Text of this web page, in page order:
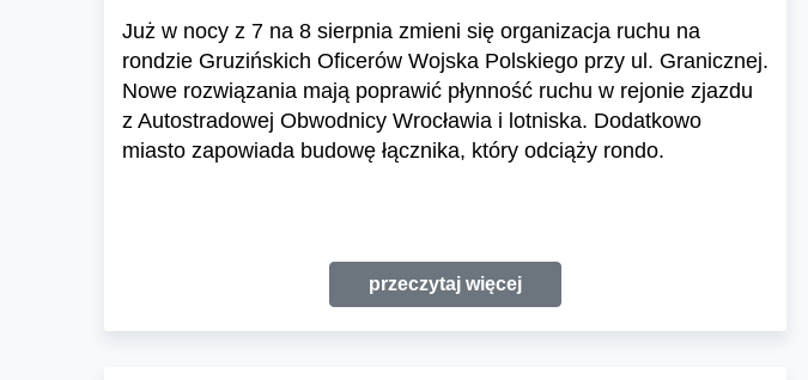
Już w nocy z 7 na 8 sierpnia zmieni się organizacja ruchu na
rondzie Gruzińskich Oficerów Wojska Polskiego przy ul. Granicznej.
Nowe rozwiązania mają poprawić płynność ruchu w rejonie zjazdu
z Autostradowej Obwodnicy Wrocławia i lotniska. Dodatkowo
miasto zapowiada budowę łącznika, który odciąży rondo.
przeczytaj więcej